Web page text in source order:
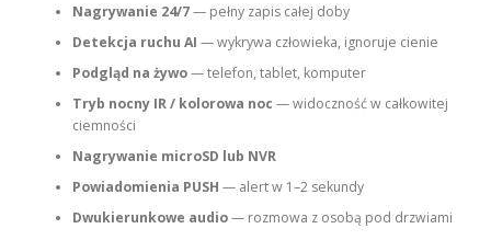
Nagrywanie 24/7— pełny zapis całej doby
Detekcja ruchu AI — wykrywa człowieka, ignoruje cienie
Podgląd na żywo— telefon, tablet, komputer
Tryb nocny IR / kolorowa noc — widoczność w całkowitej
ciemności
Nagrywanie microSD lub NVR
Powiadomienia PUSH — alert w 1–2 sekundy
Dwukierunkowe audio— rozmowa z osobą pod drzwiami